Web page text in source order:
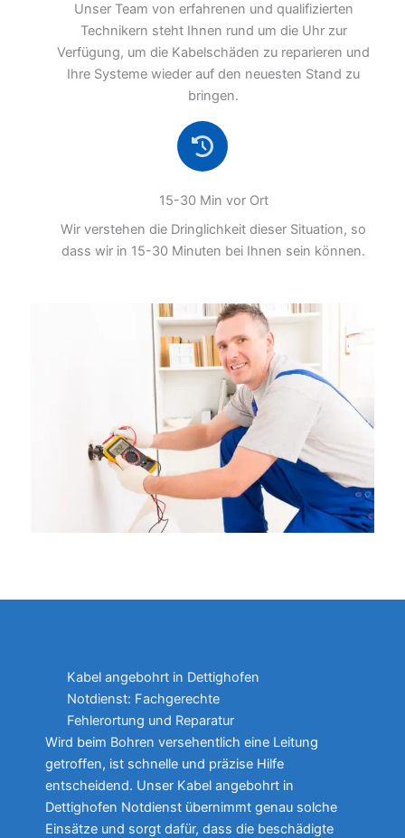
Unser Team von erfahrenen und qualifizierten
Technikern steht Ihnen rund um die Uhr zur
Verfügung, um die Kabelschäden zu reparieren und
Ihre Systeme wieder auf den neuesten Stand zu
bringen.
15-30 Min vor Ort
Wir verstehen die Dringlichkeit dieser Situation, so
dass wir in 15-30 Minuten bei Ihnen sein können.
Kabel angebohrt in Dettighofen
Notdienst: Fachgerechte
Fehlerortung und Reparatur
Wird beim Bohren versehentlich eine Leitung
getroffen, ist schnelle und präzise Hilfe
entscheidend. Unser Kabel angebohrt in
Dettighofen Notdienst übernimmt genau solche
Einsätze und sorgt dafür, dass die beschädigte